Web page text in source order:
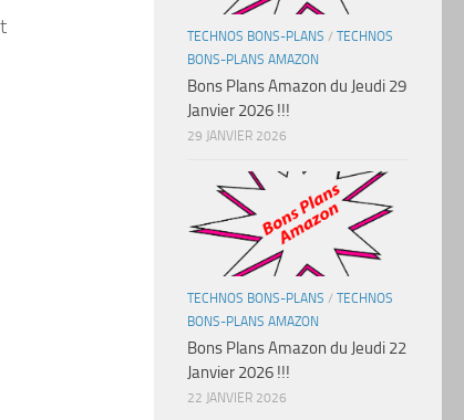
TECHNOS BONS-PLANS / TECHNOS
BONS-PLANS AMAZON
Bons Plans Amazon du Jeudi 29
Janvier 2026 !!!
29 JANVIER 2026
TECHNOS BONS-PLANS / TECHNOS
BONS-PLANS AMAZON
Bons Plans Amazon du Jeudi 22
Janvier 2026 !!!
22 JANVIER 2026